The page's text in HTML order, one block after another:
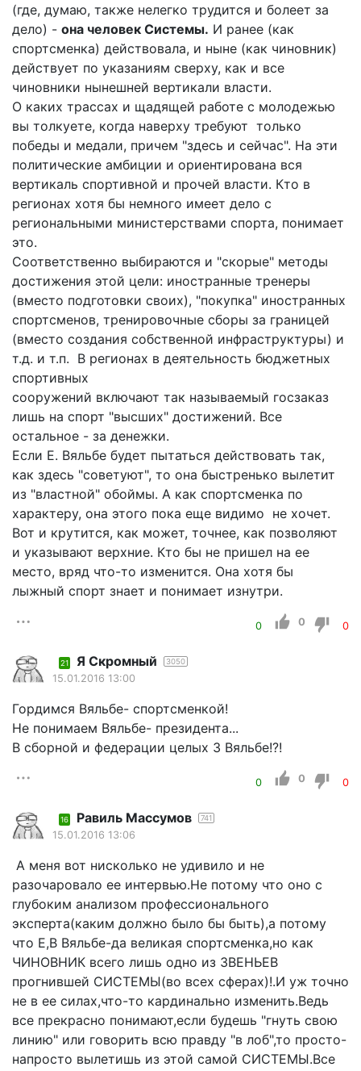
(где, думаю, также нелегко трудится и болеет за
дело) - она человек Системы. И ранее (как
спортсменка) действовала, и ныне (как чиновник)
действует по указаниям сверху, как и все
чиновники нынешней вертикали власти.
О каких трассах и щадящей работе с молодежью
вы толкуете, когда наверху требуют только
победы и медали, причем "здесь и сейчас". На эти
политические амбиции и ориентирована вся
вертикаль спортивной и прочей власти. Кто в
регионах хотя бы немного имеет дело с
региональными министерствами спорта, понимает
это.
Соответственно выбираются и "скорые" методы
достижения этой цели: иностранные тренеры
(вместо подготовки своих), "покупка" иностранных
спортсменов, тренировочные сборы за границей
(вместо создания собственной инфраструктуры) и
т.д. и т.п. В регионах в деятельность бюджетных
спортивных
сооружений включают так называемый госзаказ
лишь на спорт "высших" достижений. Все
остальное - за денежки.
Если Е. Вяльбе будет пытаться действовать так,
как здесь "советуют", то она быстренько вылетит
из "властной" обоймы. А как спортсменка по
характеру, она этого пока еще видимо не хочет.
Вот и крутится, как может, точнее, как позволяют
и указывают верхние. Кто бы не пришел на ее
место, вряд что-то изменится. Она хотя бы
лыжный спорт знает и понимает изнутри.
0 0 0
21 Я Скромный 3050
15.01.2016 13:00
Гордимся Вяльбе- спортсменкой!
Не понимаем Вяльбе- президента...
В сборной и федерации целых 3 Вяльбе!?!
0 0 0
16 Равиль Массумов 741
15.01.2016 13:06
А меня вот нисколько не удивило и не
разочаровало ее интервью.Не потому что оно с
глубоким анализом профессионального
эксперта(каким должно было бы быть),а потому
что Е,В Вяльбе-да великая спортсменка,но как
ЧИНОВНИК всего лишь одно из ЗВЕНЬЕВ
прогнившей СИСТЕМЫ(во всех сферах)!.И уж точно
не в ее силах,что-то кардинально изменить.Ведь
все прекрасно понимают,если будешь "гнуть свою
линию" или говорить всю правду "в лоб",то просто-
напросто вылетишь из этой самой СИСТЕМЫ.Все